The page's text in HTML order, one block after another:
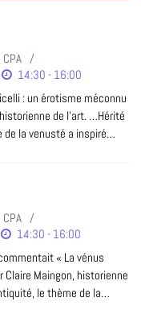
14:30 - 16:00
: un érotisme méconnu
de l’art. …Hérité
de la venusté a inspiré…
14:30 - 16:00
« La vénus
Claire Maingon, historienne
le thème de la…